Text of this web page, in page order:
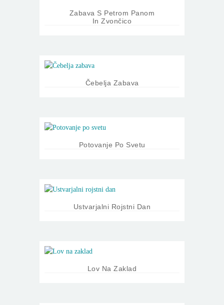
Zabava S Petrom Panom
In Zvončico
Čebelja Zabava
Potovanje Po Svetu
Ustvarjalni Rojstni Dan
Lov Na Zaklad